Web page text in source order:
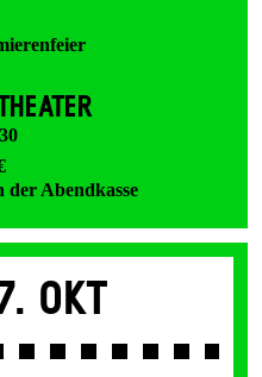
der Abendkasse
Okt